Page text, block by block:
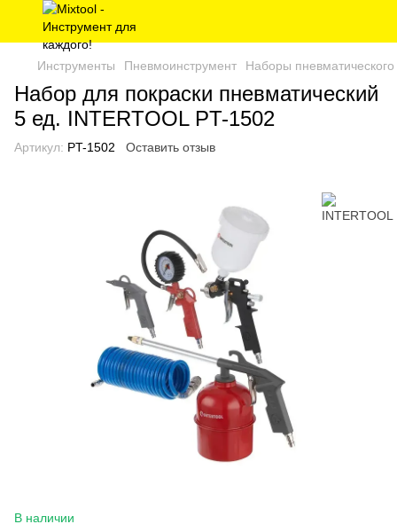
Инструменты Пневмоинструмент Наборы
Набор для покраски пневматический
5 ед. INTERTOOL PT-1502
Артикул: PT-1502 Оставить отзыв
В наличии